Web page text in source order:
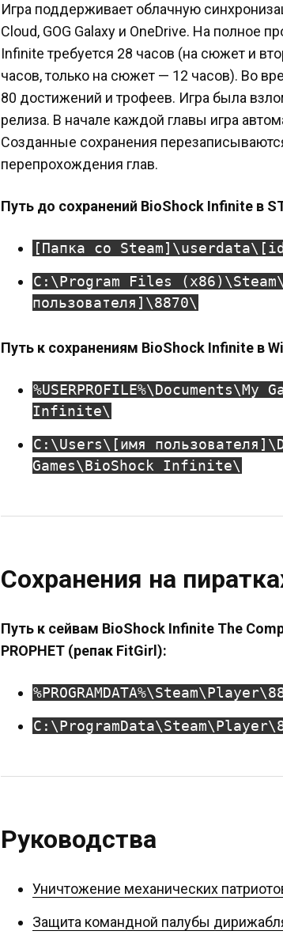
Игра поддерживает облачную
Cloud, GOG Galaxy и OneDrive. На полное
Infinite требуется 28 часов (на сюжет и
часов, только на сюжет — 12 часов). Во
80 достижений и трофеев. Игра была
релиза. В начале каждой главы игра
Созданные сохранения
перепрохождения глав.
Путь до сохранений BioShock Infinite в
[Папка со
C:\Program Files
пользователя]\8870\
Путь к сохранениям BioShock Infinite в
%USERPROFILE%\Documents\My
Infinite\
C:\Users\[имя
Games\BioShock Infinite\
Сохранения на
Путь к сейвам BioShock Infinite The
PROPHET (репак FitGirl):
Руководства
Уничтожение механических
Защита командной палубы